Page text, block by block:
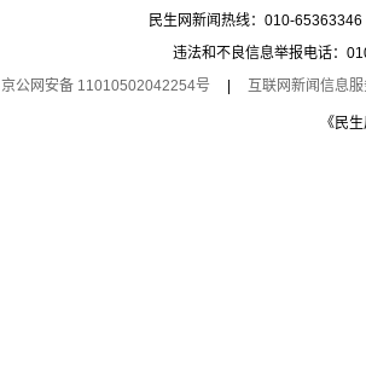
民生网新闻热线：010-
违法和不良信息举报电话：
京公网安备 11010502042254号
| 互联网新闻信息
《民